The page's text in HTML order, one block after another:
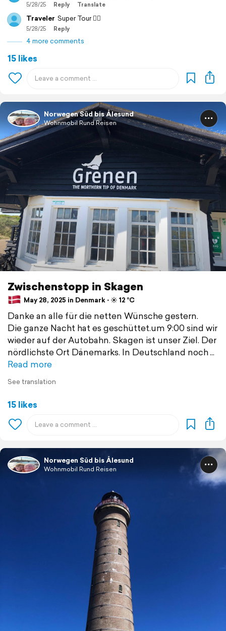
5/28/25 Reply Translate
Traveler Super Tour 👍🏼
5/28/25 Reply
4 more comments
15 likes
Norwegen Süd bis Ålesund
Wohnmobil Rund Reisen
Zwischenstopp in Skagen
May 28, 2025 in Denmark ⋅ ☀️ 12 °C
Danke an alle für die netten Wünsche gestern.
Die ganze Nacht hat es geschüttet.um 9:00 sind wir
wieder auf der Autobahn. Skagen ist unser Ziel. Der
nördlichste Ort Dänemarks. In Deutschland noch
Read more
See translation
15 likes
Norwegen Süd bis Ålesund
Wohnmobil Rund Reisen